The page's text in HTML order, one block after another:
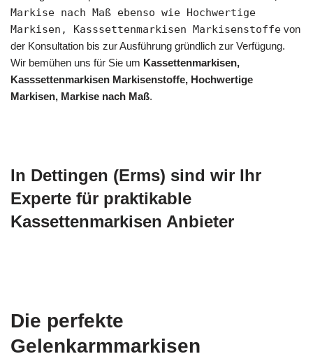
Markise nach Maß ebenso wie Hochwertige
Markisen, Kasssettenmarkisen Markisenstoffe von
der Konsultation bis zur Ausführung gründlich zur Verfügung.
Wir bemühen uns für Sie um Kassettenmarkisen,
Kasssettenmarkisen Markisenstoffe, Hochwertige
Markisen, Markise nach Maß.
In Dettingen (Erms) sind wir Ihr
Experte für praktikable
Kassettenmarkisen Anbieter
Die perfekte
Gelenkarmmarkisen